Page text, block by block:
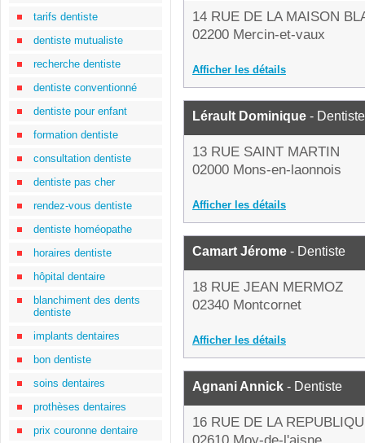
tarifs dentiste
dentiste mutualiste
recherche dentiste
dentiste conventionné
dentiste pour enfant
formation dentiste
consultation dentiste
dentiste pas cher
rendez-vous dentiste
dentiste homéopathe
horaires dentiste
hôpital dentaire
blanchiment des dents
dentiste
implants dentaires
bon dentiste
soins dentaires
prothèses dentaires
prix couronne dentaire
14 RUE DE LA MAISON
02200 Mercin-et-vaux
Afficher les détails
Lérault Dominique - Dentiste
13 RUE SAINT MARTIN
02000 Mons-en-laonnois
Afficher les détails
Camart Jérome - Dentiste
18 RUE JEAN MERMOZ
02340 Montcornet
Afficher les détails
Agnani Annick - Dentiste
16 RUE DE LA